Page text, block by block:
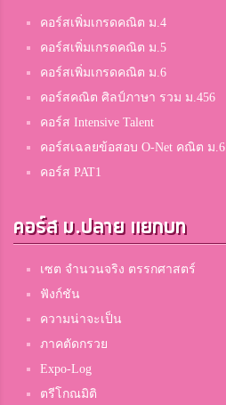
คอร์สเพิ่มเกรดคณิต ม.4
คอร์สเพิ่มเกรดคณิต ม.5
คอร์สเพิ่มเกรดคณิต ม.6
คอร์สคณิต ศิลป์ภาษา รวม ม.456
คอร์ส Intensive Talent
คอร์สเฉลยข้อสอบ O-Net คณิต ม.6
คอร์ส PAT1
คอร์ส ม.ปลาย แยกบท
เซต จำนวนจริง ตรรกศาสตร์
ฟังก์ชัน
ความน่าจะเป็น
ภาคตัดกรวย
Expo-Log
ตรีโกณมิติ